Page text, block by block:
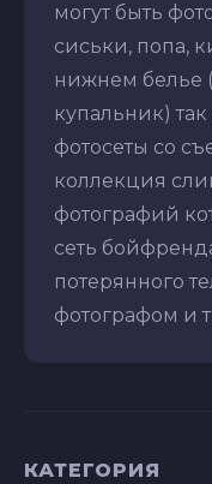
могут быть
сиськи, попа,
нижнем белье
купальник)
фотосеты со
коллекция
фотографий
сеть
потерянного
фотографом и
КАТЕГОРИЯ